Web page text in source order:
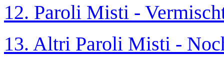
12. Paroli Misti -
13. Altri Paroli Misti -